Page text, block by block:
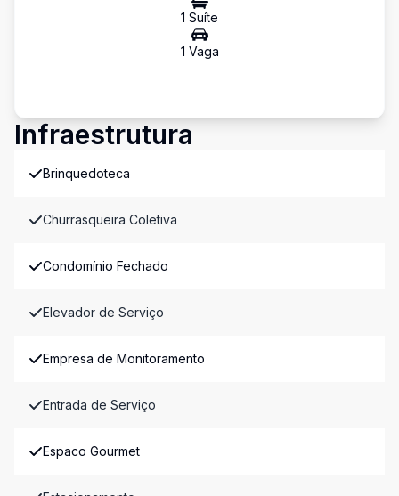
1 Suíte
1 Vaga
Infraestrutura
Brinquedoteca
Churrasqueira Coletiva
Condomínio Fechado
Elevador de Serviço
Empresa de Monitoramento
Entrada de Serviço
Espaco Gourmet